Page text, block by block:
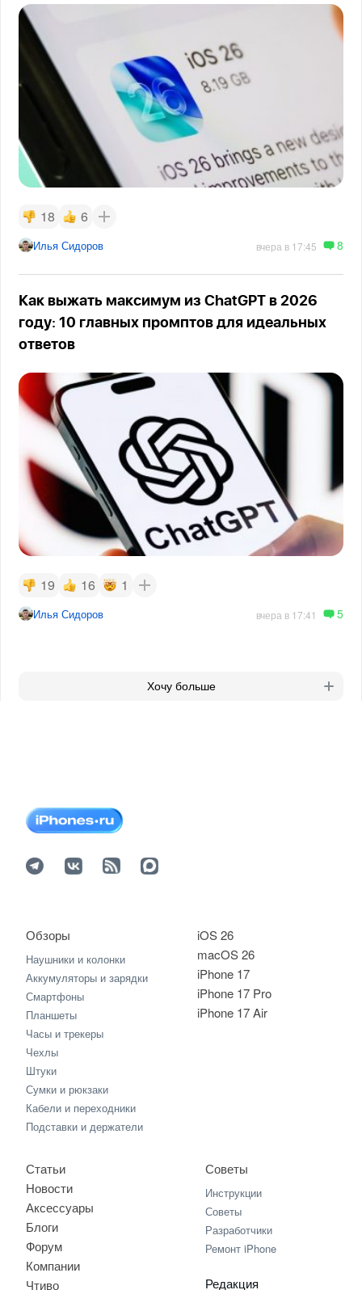
18 6
Илья Сидоров вчера в 17:45 8
Как выжать максимум из ChatGPT в 2026
году: 10 главных промптов для идеальных
ответов
19 16 1
Илья Сидоров вчера в 17:41 5
Хочу больше
iOS 26
macOS 26
iPhone 17
iPhone 17 Pro
iPhone 17 Air
Обзоры
Наушники и колонки
Аккумуляторы и зарядки
Смартфоны
Планшеты
Часы и трекеры
Чехлы
Штуки
Сумки и рюкзаки
Кабели и переходники
Подставки и держатели
Статьи
Новости
Аксессуары
Блоги
Форум
Компании
Чтиво
Советы
Инструкции
Советы
Разработчики
Ремонт iPhone
Редакция